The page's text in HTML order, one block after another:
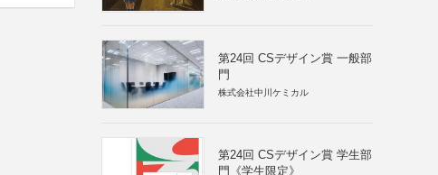
第24回 CSデザイン賞 一般部
門
株式会社中川ケミカル
第24回 CSデザイン賞 学生部
門《学生限定》